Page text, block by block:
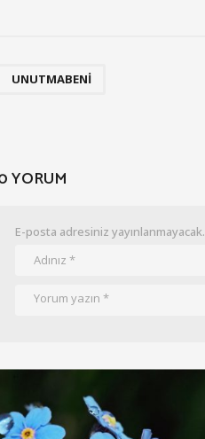
UNUTMABENI
YORUM
E-posta adresiniz yayınlanmayacak.